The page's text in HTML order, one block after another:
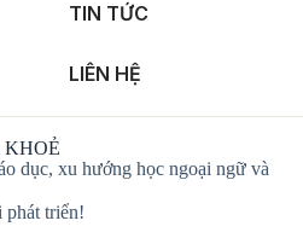
TIN TỨC
LIÊN HỆ
KHOẺ
dục, xu hướng học ngoại ngữ và
phát triển!